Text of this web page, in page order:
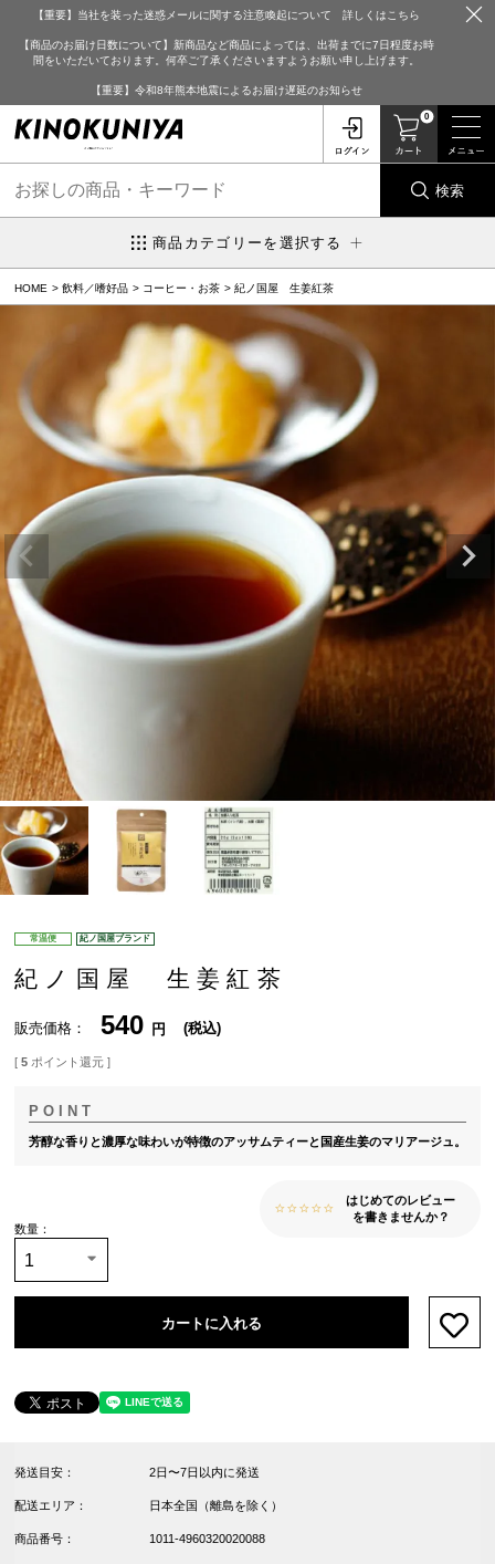
【重要】当社を装った迷惑メールに関する注意喚起について 詳しくはこちら
【商品のお届け日数について】新商品など商品によっては、出荷までに7日程度お時
間をいただいております。何卒ご了承くださいますようお願い申し上げます。
【重要】令和8年熊本地震によるお届け遅延のお知らせ
0
検索
商品カテゴリーを選択する
HOME 飲料／嗜好品 コーヒー・お茶 紀ノ国屋 生姜紅茶
常温便 紀ノ国屋ブランド
紀ノ国屋 生姜紅茶
販売価格 540 税込
[ 5 ポイント還元 ]
芳醇な香りと濃厚な味わいが特徴のアッサムティーと国産生姜のマリアージュ。
はじめてのレビュー
を書きませんか？
カートに入れる
発送目安： 2日〜7日以内に発送
配送エリア： 日本全国（離島を除く）
商品番号： 1011-4960320020088